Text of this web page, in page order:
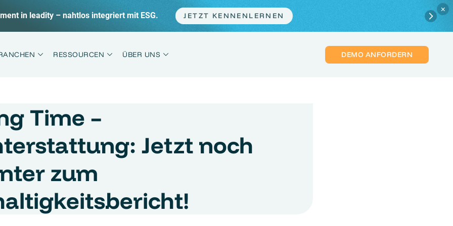
Webinar-Tipp: Klimabilanz im Sprint statt Marathon + die häufigsten Fehler. JETZT PLATZ SICHERN
×
RESSOURCEN ÜBER UNS DEMO ANFORDERN
Time –
Jetzt noch
zum